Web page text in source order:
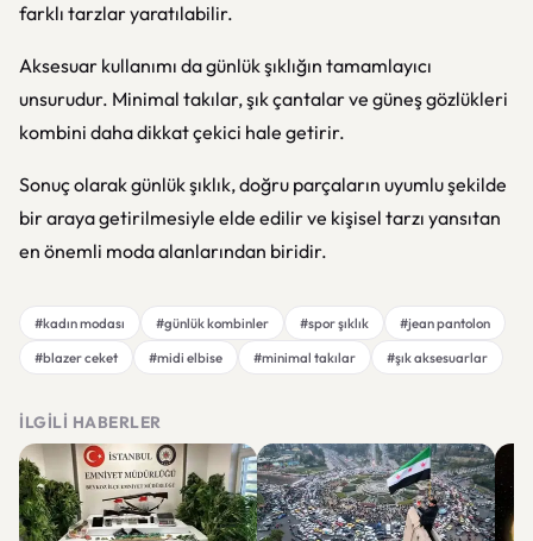
farklı tarzlar yaratılabilir.
Aksesuar kullanımı da günlük şıklığın tamamlayıcı
unsurudur. Minimal takılar, şık çantalar ve güneş gözlükleri
kombini daha dikkat çekici hale getirir.
Sonuç olarak günlük şıklık, doğru parçaların uyumlu şekilde
bir araya getirilmesiyle elde edilir ve kişisel tarzı yansıtan
en önemli moda alanlarından biridir.
#kadın modası #günlük kombinler #spor şıklık
#jean pantolon
#blazer ceket
#midi elbise #minimal takılar #şık aksesuarlar
İLGILI HABERLER